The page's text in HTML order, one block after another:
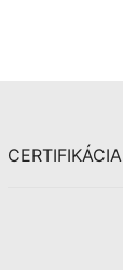
CERTIFIKÁCIA